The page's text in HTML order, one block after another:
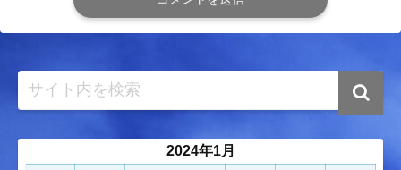
2024年1月